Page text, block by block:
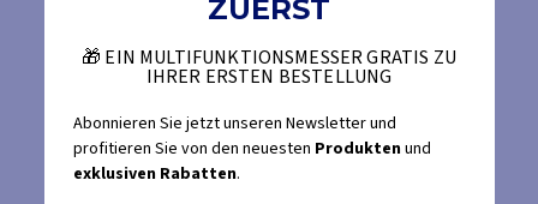
ZUERST
🎁 EIN MULTIFUNKTIONSMESSER GRATIS ZU
IHRER ERSTEN BESTELLUNG
Abonnieren Sie jetzt unseren Newsletter und
profitieren Sie von den neuesten Produktenund
exklusiven Rabatten.